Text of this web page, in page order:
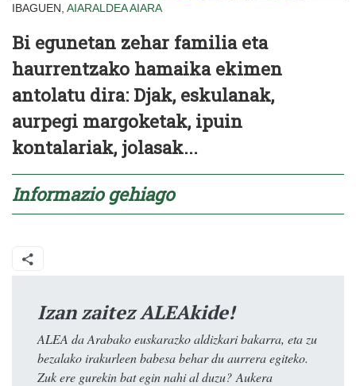
IBAGUEN, AIARALDEAAIARA
Bi egunetan zehar familia eta
haurrentzako hamaika ekimen
antolatu dira: Djak, eskulanak,
aurpegi margoketak, ipuin
kontalariak, jolasak...
Informazio gehiago
Izan zaitez ALEAkide!
ALEA da Arabako euskarazko aldizkari bakarra, eta zu
bezalako irakurleen babesa behar du aurrera egiteko.
Zuk ere gurekin bat egin nahi al duzu? Aukera